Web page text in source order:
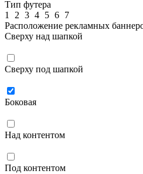
Тип футера
1
2 3 4 5 6 7
Расположение рекламных
Сверху над шапкой
Сверху под шапкой
Боковая
Над контентом
Под контентом